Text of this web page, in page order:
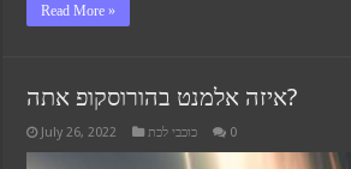
Read More »
איזה אלמנט בהורוסקופ אתה?
July 26, 2022 כוכבי לכת 0